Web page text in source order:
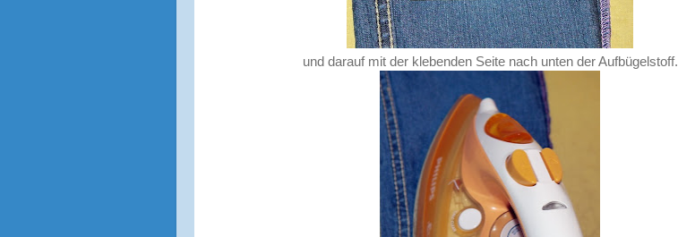
und darauf mit der klebenden Seite nach unten der Aufbügelstoff.